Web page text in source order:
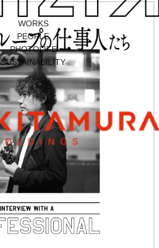
WORKS
PEOPLE
PHOTOLIFE
SUSTAINABILITY